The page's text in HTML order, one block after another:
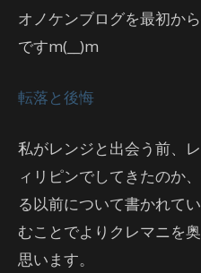
オノケンブログを最初か
ですm(__)m
転落と後悔
私がレンジと出会う前、
ィリピンでしてきたのか
る以前について書かれて
むことでよりクレマニを
思います。